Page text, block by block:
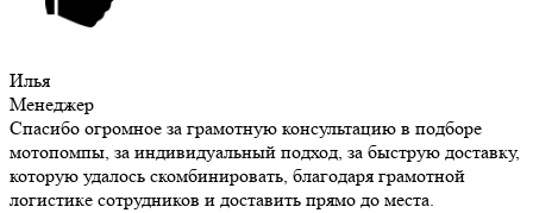
Илья
Менеджер
Спасибо огромное за грамотную консультацию в подборе
мотопомпы, за индивидуальный подход, за быструю доставку,
которую удалось скомбинировать, благодаря грамотной
логистике сотрудников и доставить прямо до места.